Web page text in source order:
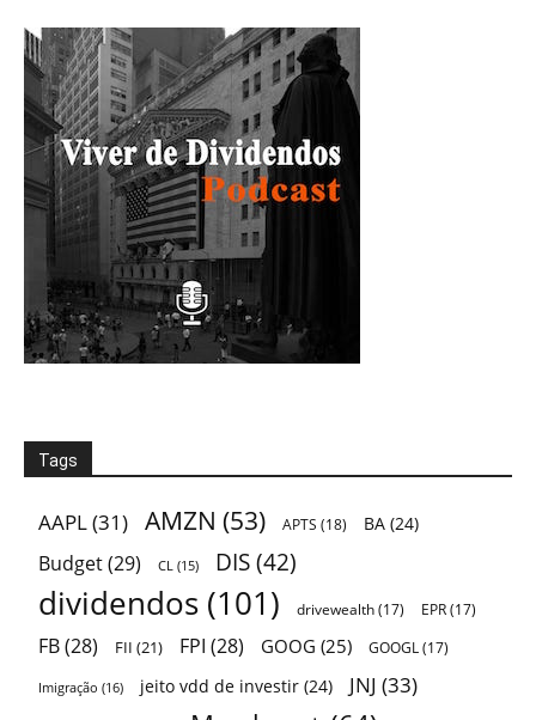
Tags
AAPL(31) AMZN (53) APTS (18) BA (24)
Budget(29) CL (15) DIS (42)
dividendos (101) drivewealth(17) EPR(17)
FB(28) FII (21) FPI (28) GOOG (25) GOOGL (17)
Imigração (16) jeito vdd de investir (24) JNJ (33)